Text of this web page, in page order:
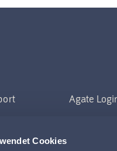
Cookies